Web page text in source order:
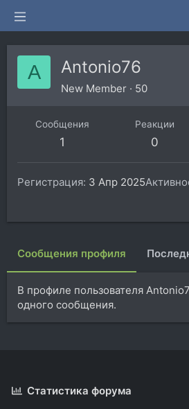
A Antonio76
New Member · 50
Сообщения
1
Реакции
0
Регистрация 3 Апр 2025
Сообщения профиля
В профиле пользователя
одного сообщения.
Статистика форума